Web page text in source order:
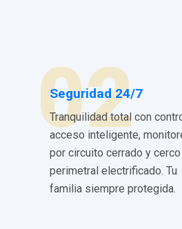
02
Seguridad 24/7
Tranquilidad total con
acceso inteligente,
por circuito cerrado y cerco
perimetral electrificado. Tu
familia siempre protegida.